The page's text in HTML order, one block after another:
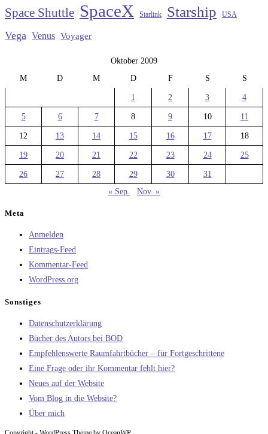
Space Shuttle SpaceX Starlink Starship USA
Vega Venus Voyager
Oktober 2009
M
D M D F S S
1 2 3 4
5 6 7 8 9 10 11
12 13 14 15 16 17 18
19 20 21 22 23 24 25
26 27 28 29 30
31
« Sep.
Nov. »
Meta
Anmelden
Eintrags-Feed
Kommentar-Feed
WordPress.org
Sonstiges
Datenschutzerklärung
Bücher des Autors bei BOD
Empfehlenswerte Raumfahrtbücher – für Fortgeschrittene
Eine Frage oder ihr Kommentar fehlt hier?
Neues auf der Website
Vom Blog in die Website?
Über mich